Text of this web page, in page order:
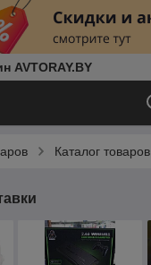
AVTORAY.BY
Каталог товаров